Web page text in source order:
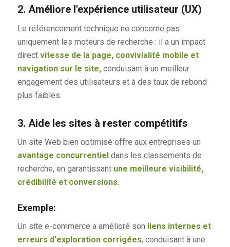
2. Améliore l'expérience utilisateur (UX)
Le référencement technique ne concerne pas
uniquement les moteurs de recherche : il a un impact
direct vitesse de la page, convivialité mobile et
navigation sur le site,conduisant à un meilleur
engagement des utilisateurs et à des taux de rebond
plus faibles.
3. Aide les sites à rester compétitifs
Un site Web bien optimisé offre aux entreprises un
avantage concurrentiel dans les classements de
recherche, en garantissant une meilleure visibilité,
crédibilité et conversions.
Exemple:
Un site e-commerce a amélioré son liens internes et
erreurs d'exploration corrigées, conduisant à une